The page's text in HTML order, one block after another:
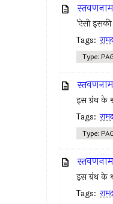
'ऐसी इसकी
Tags:
Type:
इस ग्रंथ के
Tags:
Type:
इस ग्रंथ के
Tags: